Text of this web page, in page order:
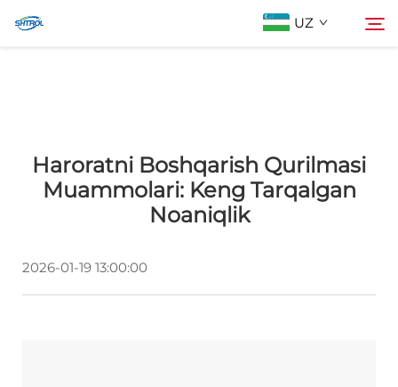
UZ
Mahsulotlar
Biz bilan bog'lanish
Haroratni Boshqarish Qurilmasi
Muammolari: Keng Tarqalgan
Noaniqlik
2026-01-19 13:00:00